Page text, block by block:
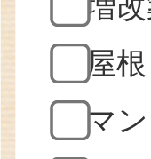
増
屋根
マ